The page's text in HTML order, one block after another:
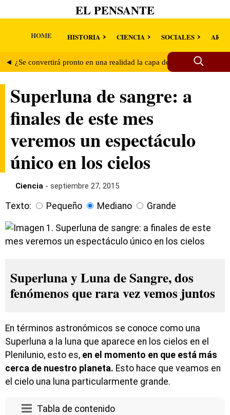
EL PENSANTE
HOME HISTORIA CIENCIA SOCIALES
◄ ¿Se convertirá pronto en una realidad la capa de invisibilidad?
Superluna de sangre: a
finales de este mes
veremos un espectáculo
único en los cielos
Ciencia - septiembre 27, 2015
Texto: Pequeño Mediano Grande
Superluna y Luna de Sangre, dos
fenómenos que rara vez vemos juntos
En términos astronómicos se conoce como una
Superluna a la luna que aparece en los cielos en el
Plenilunio, esto es, en el momento en que está más
cerca de nuestro planeta. Esto hace que veamos en
el cielo una luna particularmente grande.
Tabla de contenido